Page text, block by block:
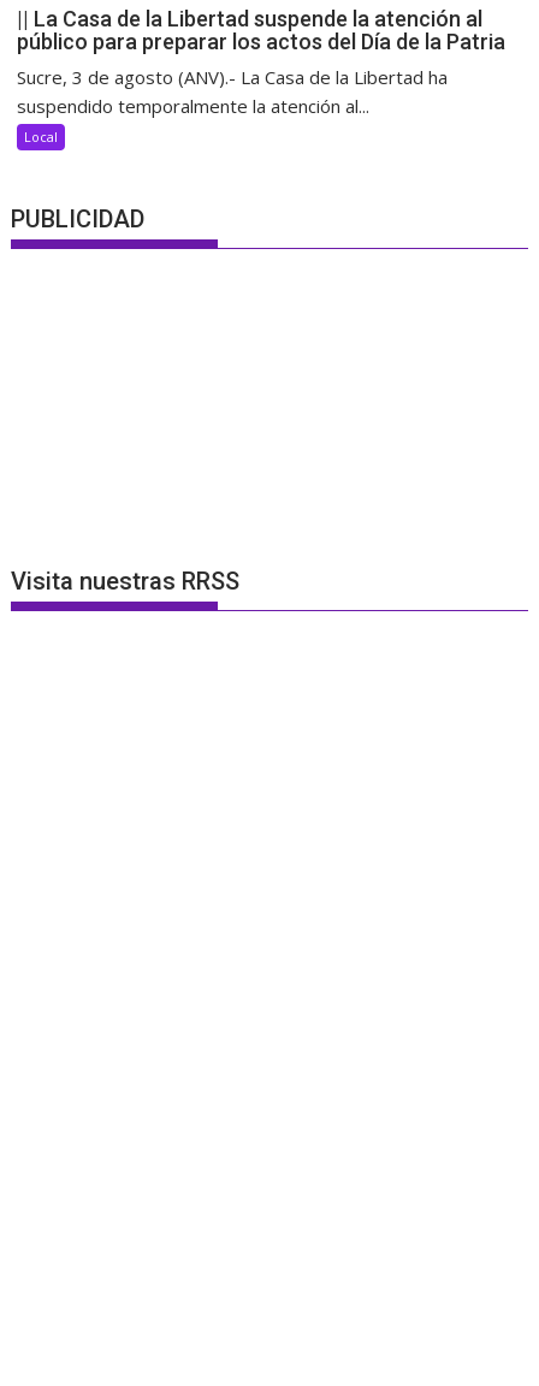
|| La Casa de la Libertad suspende la atención al
público para preparar los actos del Día de la Patria
Sucre, 3 de agosto (ANV).- La Casa de la Libertad ha
suspendido temporalmente la atención al...
Local
PUBLICIDAD
Visita nuestras RRSS